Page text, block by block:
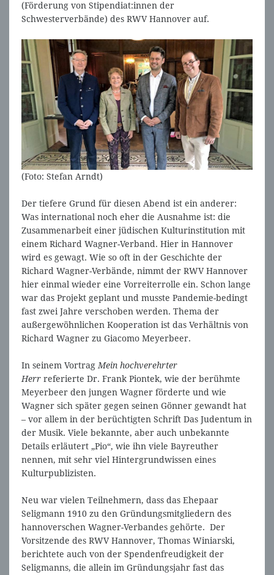
(Förderung von Stipendiat:innen der
Schwesterverbände) des RWV Hannover auf.
(Foto: Stefan Arndt)
Der tiefere Grund für diesen Abend ist ein anderer:
Was international noch eher die Ausnahme ist: die
Zusammenarbeit einer jüdischen Kulturinstitution mit
einem Richard Wagner-Verband. Hier in Hannover
wird es gewagt. Wie so oft in der Geschichte der
Richard Wagner-Verbände, nimmt der RWV Hannover
hier einmal wieder eine Vorreiterrolle ein. Schon lange
war das Projekt geplant und musste Pandemie-bedingt
fast zwei Jahre verschoben werden. Thema der
außergewöhnlichen Kooperation ist das Verhältnis von
Richard Wagner zu Giacomo Meyerbeer.
In seinem Vortrag Mein hochverehrter
Herr referierte Dr. Frank Piontek, wie der berühmte
Meyerbeer den jungen Wagner förderte und wie
Wagner sich später gegen seinen Gönner gewandt hat
– vor allem in der berüchtigten Schrift Das Judentum in
der Musik. Viele bekannte, aber auch unbekannte
Details erläutert „Pio“, wie ihn viele Bayreuther
nennen, mit sehr viel Hintergrundwissen eines
Kulturpublizisten.
Neu war vielen Teilnehmern, dass das Ehepaar
Seligmann 1910 zu den Gründungsmitgliedern des
hannoverschen Wagner-Verbandes gehörte. Der
Vorsitzende des RWV Hannover, Thomas Winiarski,
berichtete auch von der Spendenfreudigkeit der
Seligmanns, die allein im Gründungsjahr fast das